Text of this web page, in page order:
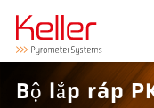
Bộ lắp ráp